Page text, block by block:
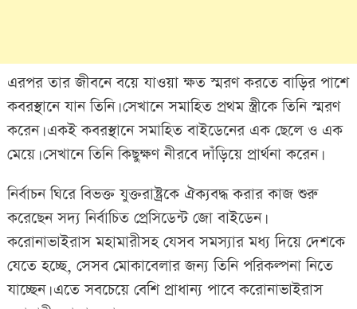
এরপর তার জীবনে বয়ে যাওয়া ক্ষত স্মরণ করতে বাড়ির পাশে
কবরস্থানে যান তিনি। সেখানে সমাহিত প্রথম স্ত্রীকে তিনি স্মরণ
করেন। একই কবরস্থানে সমাহিত বাইডেনের এক ছেলে ও এক
মেয়ে। সেখানে তিনি কিছুক্ষণ নীরবে দাঁড়িয়ে প্রার্থনা করেন।
নির্বাচন ঘিরে বিভক্ত যুক্তরাষ্ট্রকে ঐক্যবদ্ধ করার কাজ শুরু
করেছেন সদ্য নির্বাচিত প্রেসিডেন্ট জো বাইডেন।
করোনাভাইরাস মহামারীসহ যেসব সমস্যার মধ্য দিয়ে দেশকে
যেতে হচ্ছে, সেসব মোকাবেলার জন্য তিনি পরিকল্পনা নিতে
যাচ্ছেন। এতে সবচেয়ে বেশি প্রাধান্য পাবে করোনাভাইরাস